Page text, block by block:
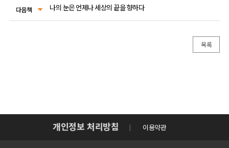
다음책 나의 눈은 언제나 세상의 끝을 향하다
목록
개인정보 처리방침 이용약관